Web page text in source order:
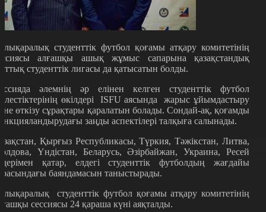
студенттік футбол қоғамы атқару комитетінің
алғашқы ашық жұмыс сапарына қазақстандық
студенттік лигасы да қатысатын болды.
әлемнің әр елінен келген студенттік футбол
өкілдері ISFU аясында жарыс ұйымдастыру
өткізу сұрақтары қаралатын болады. Сондай-ақ, қоғамды
заңды аспектілері талқыға салынады.
Қырғыз Республикасы, Түркия, Тәжікстан, Литва,
Үндістан, Беларусь, Әзірбайжан, Украина, Ресей
қатар, елдегі студенттік футболдың жағдайы
баяндамасын таныстырады.
студенттік футбол қоғамы атқару комитетінің
сессиясы 24 қараша күні аяқталды.